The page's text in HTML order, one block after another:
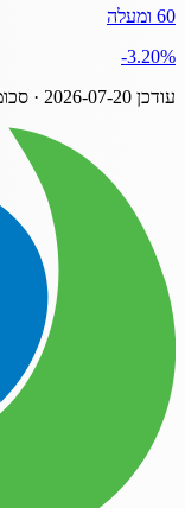
60 ומעלה
‎-3.20%
עודכן 2026-07-20
·